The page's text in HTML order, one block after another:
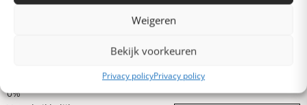
Weigeren
Bekijk voorkeuren
Privacy policyPrivacy policy